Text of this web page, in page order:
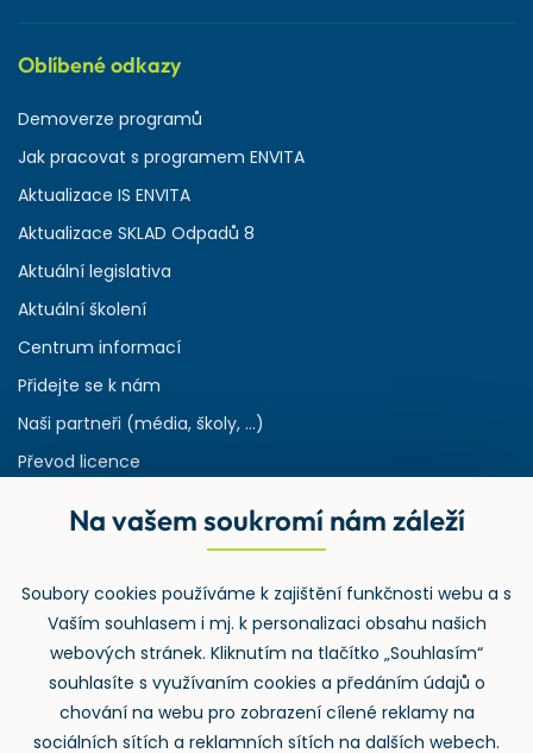
Oblíbené odkazy
Demoverze programů
Jak pracovat s programem ENVITA
Aktualizace IS ENVITA
Aktualizace SKLAD Odpadů 8
Aktuální legislativa
Aktuální školení
Centrum informací
Přidejte se k nám
Naši partneři (média, školy, ...)
Převod licence
Rejstřík používaných zkratek v odpadech
Zpětný odběr
Na vašem soukromí nám záleží
Soubory cookies používáme k zajištění funkčnosti webu a s
Vaším souhlasem i mj. k personalizaci obsahu našich
webových stránek. Kliknutím na tlačítko „Souhlasím“
souhlasíte s využívaním cookies a předáním údajů o
chování na webu pro zobrazení cílené reklamy na
sociálních sítích a reklamních sítích na dalších webech.